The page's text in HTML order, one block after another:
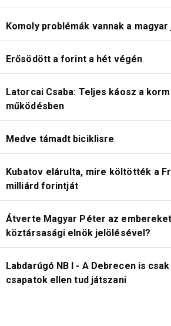
Komoly problémák vannak a
Erősödött a forint a hét végén
Latorcai Csaba: Teljes káosz a
működésben
Medve támadt biciklisre
Kubatov elárulta, mire költötték a
milliárd forintját
Átverte Magyar Péter az
köztársasági elnök jelölésével?
Labdarúgó NB I - A Debrecen is
csapatok ellen tud játszani